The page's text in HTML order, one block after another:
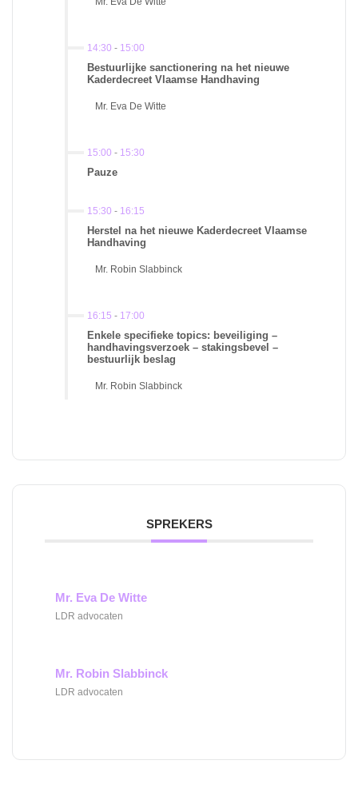
14:30 - 15:00
Bestuurlijke sanctionering na het nieuwe
Kaderdecreet Vlaamse Handhaving
Mr. Eva De Witte
15:00 - 15:30
Pauze
15:30 - 16:15
Herstel na het nieuwe Kaderdecreet Vlaamse
Handhaving
Mr. Robin Slabbinck
16:15 - 17:00
Enkele specifieke topics: beveiliging –
handhavingsverzoek – stakingsbevel –
bestuurlijk beslag
Mr. Robin Slabbinck
SPREKERS
Mr. Eva De Witte
LDR advocaten
Mr. Robin Slabbinck
LDR advocaten